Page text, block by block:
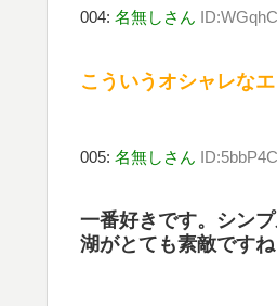
004: 名無しさん
こういうオシャレな
005: 名無しさん
一番好きです。シン
湖がとても素敵ですね